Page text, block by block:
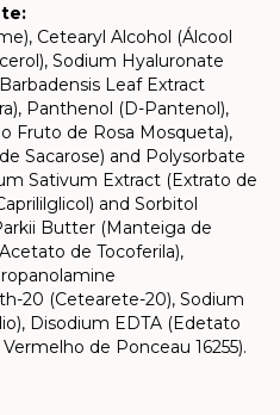
Cetearyl Alcohol (Álcool
Sodium Hyaluronate
Leaf Extract
Panthenol (D-Pantenol),
Fruto de Rosa Mosqueta),
Sacarose) and Polysorbate
Sativum Extract (Extrato de
and Sorbitol
Butter (Manteiga de
de Tocoferila),
20 (Cetearete-20), Sodium
Disodium EDTA (Edetato
de Ponceau 16255).